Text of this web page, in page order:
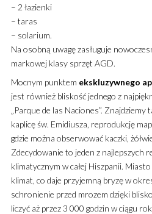
– 2 łazienki
– taras
– solarium.
Na osobną uwagę zasługuje
markowej klasy sprzęt AGD.
Mocnym punktem ekskluzywnego
jest również bliskość jednego z
„Parque de las Naciones”.
kaplicę św. Emidiusza, reprodukcję
gdzie można obserwować kaczki,
Zdecydowanie to jeden z najlepszych
klimatycznym w całej Hiszpanii.
klimat, co daje przyjemną bryzę w
schronienie przed mrozem dzięki
liczyć aż przez 3 000 godzin w ciągu